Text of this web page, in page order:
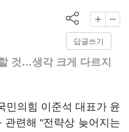
답글쓰기
것…생각 크게 다르지
민의힘 이준석 대표가 윤
련해 "전략상 늦어지는